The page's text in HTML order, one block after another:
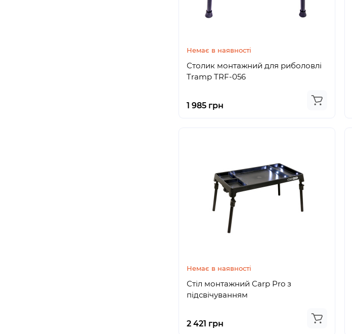
Немає в наявності
Столик монтажний для риболовлі
Tramp TRF-056
1 985 грн
Немає в наявності
Стіл монтажний Carp Pro з
підсвічуванням
2 421 грн